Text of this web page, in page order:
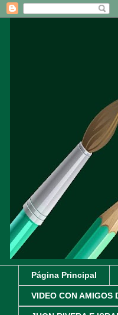
Página Principal
VIDEO CON AMIGOS